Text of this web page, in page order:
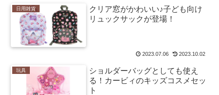
日用雑貨
クリア窓がかわいい♪子ども向け
リュックサックが登場！
2023.07.06 2023.10.02
玩具
ショルダーバッグとしても使え
る！カービィのキッズコスメセッ
ト